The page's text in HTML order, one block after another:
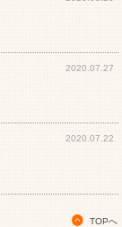
2020.07.27
2020.07.22
TOPへ